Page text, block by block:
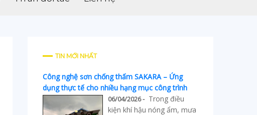
TIN MỚI NHẤT
Công nghệ sơn chống thấm SAKARA – Ứng
dụng thực tế cho nhiều hạng mục công trình
06/04/2026 - Trong điều
kiện khí hậu nóng ẩm, mưa